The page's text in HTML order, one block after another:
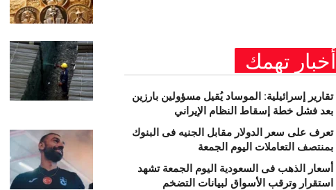
أخبار تهمك
تقارير إسرائيلية: الموساد يُقيل مسؤولين بارزين
بعد فشل خطة إسقاط النظام الإيراني
تعرف على سعر الدولار مقابل الجنيه فى البنوك
بمنتصف التعاملات اليوم الجمعة
أسعار الذهب فى السعودية اليوم الجمعة تشهد
استقرار وترقب الأسواق لبيانات التضخم